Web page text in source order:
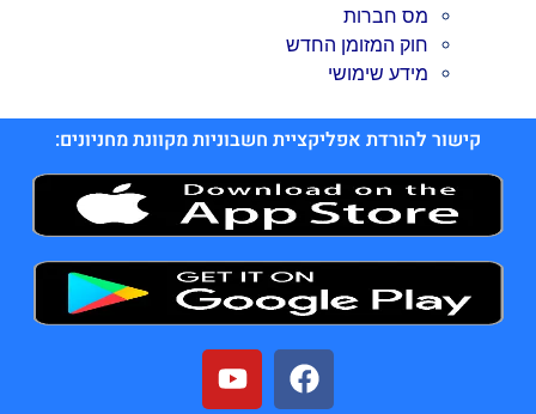
מס חברות
חוק המזומן החדש
מידע שימושי
קישור להורדת אפליקציית חשבוניות מקוונת מחניונים: